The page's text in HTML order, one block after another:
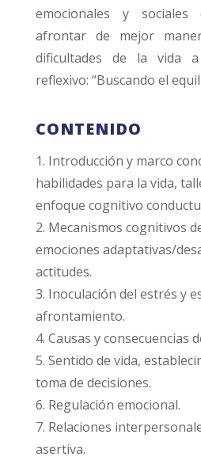
emocionales y
afrontar de mejor
dificultades de la vida
reflexivo: “Buscando el
CONTENIDO
1. Introducción y marco
habilidades para la vida,
enfoque cognitivo
2. Mecanismos cognitivos
emociones adaptativas/
actitudes.
3. Inoculación del estrés y
afrontamiento.
4. Causas y consecuencias
5. Sentido de vida,
toma de decisiones.
6. Regulación emocional.
7. Relaciones
asertiva.